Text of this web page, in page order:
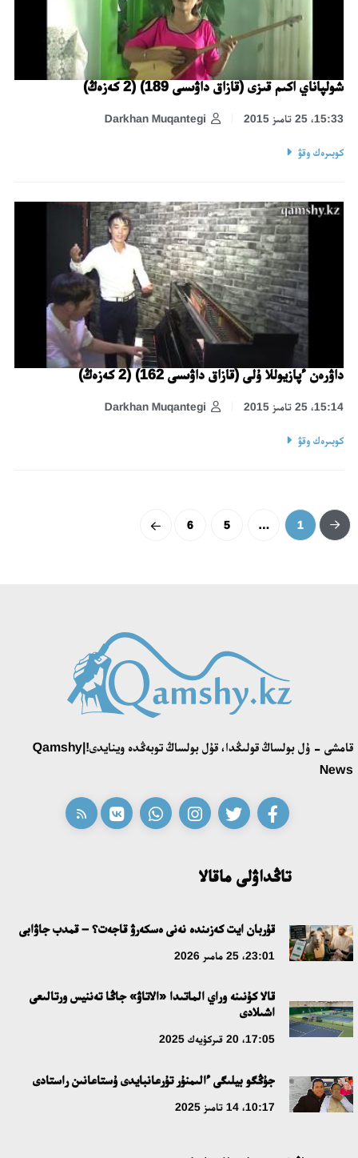
شولپاناي اكىم قىزى (قازاق داۋىسى 189) (2 كەزەڭ)
Darkhan Muqantegi 15:33، 25 تامىز 2015
كوبىرەك وقۋ
داۋرەن ءپازيوللا ۇلى (قازاق داۋىسى 162) (2 كەزەڭ)
Darkhan Muqantegi 15:14، 25 تامىز 2015
كوبىرەك وقۋ
1
…
5
6
قامشى - ۇل بولساڭ قولىڭدا، قۇل بولساڭ توبەڭدە وينايدى!|Qamshy
News
تاڭداۋلى ماقالا
قۇربان ايت كەزىندە نەنى ەسكەرۋ قاجەت؟ – قمدب جاۋابى
23:01، 25 مامىر 2026
قالا كۇنىنە وراي الماتىدا «الاتاۋ» جاڭا تەننيس ورتالىعى
اشىلادى
17:05، 20 قىركۇيەك 2025
جۇڭگو بيلىگى ءالىمنۇر تۇرعانبايدى ۇستاعانىن راستادى
10:17، 14 تامىز 2025